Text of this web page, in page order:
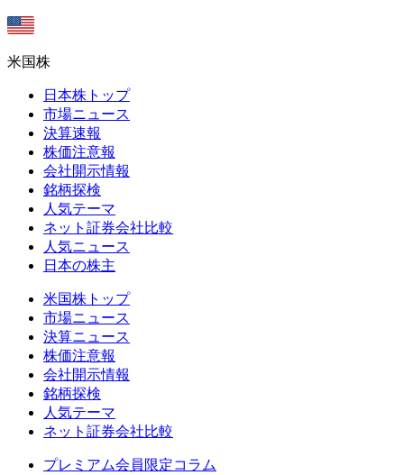
米国株
日本株トップ
市場ニュース
決算速報
株価注意報
会社開示情報
銘柄探検
人気テーマ
ネット証券会社比較
人気ニュース
日本の株主
米国株トップ
市場ニュース
決算ニュース
株価注意報
会社開示情報
銘柄探検
人気テーマ
ネット証券会社比較
プレミアム会員限定コラム